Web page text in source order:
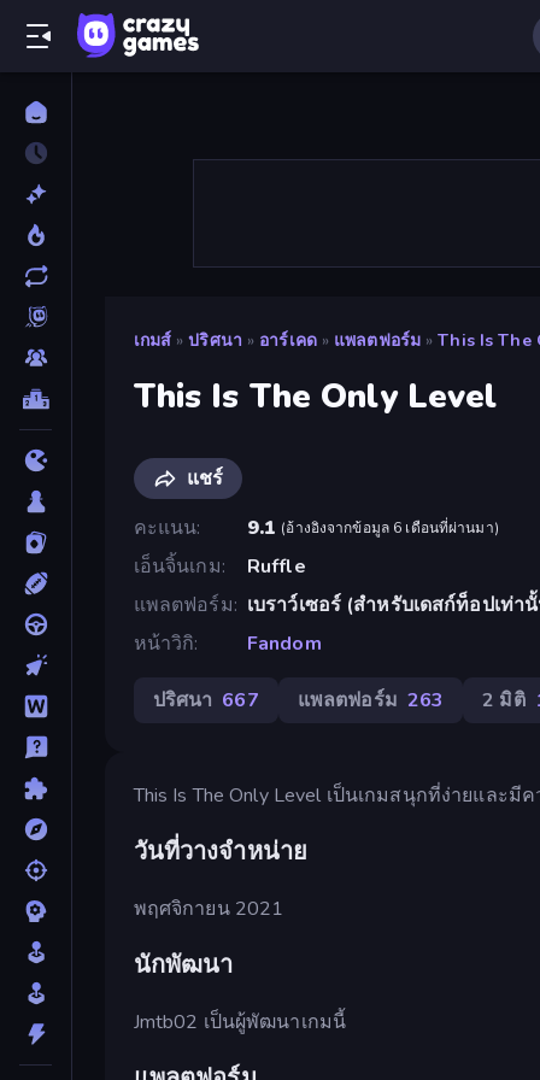
เกมส์ » ปริศนา » อาร์เคด » แพลตฟอร์ม » This Is The
This Is The Only Level
แชร์
คะแนน
9.1 (อ้างอิงจากข้อมูล 6 เดือนที่ผ่านมา)
เอ็นจิ้นเกม
Ruffle
แพลตฟอร์ม
เบราว์เซอร์ (สำหรับเดสก์ท็อปเท่า
หน้าวิกิ
Fandom
ปริศนา 667 แพลตฟอร์ม 263 2 มิติ
This Is The Only Level เป็นเกมสนุกที่ง่ายแล
วันที่วางจำหน่าย
พฤศจิกายน 2021
นักพัฒนา
Jmtb02 เป็นผู้พัฒนาเกมนี้